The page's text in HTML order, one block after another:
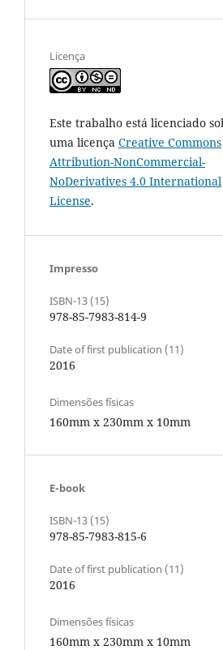
Licença
Este trabalho está licenciado
uma licença Creative Commons
Attribution-NonCommercial-
NoDerivatives 4.0 International
License.
Impresso
ISBN-13 (15)
978-85-7983-814-9
Date of first publication (11)
2016
Dimensões físicas
160mm x 230mm x 10mm
E-book
ISBN-13 (15)
978-85-7983-815-6
Date of first publication (11)
2016
Dimensões físicas
160mm x 230mm x 10mm